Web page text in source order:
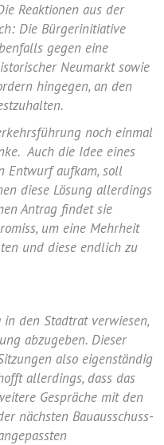
Reaktionen aus der
Die Bürgerinitiative
gegen eine
Neumarkt sowie
hingegen, an den
noch einmal
Auch die Idee eines
Entwurf aufkam, soll
diese Lösung allerdings
Antrag findet sie
um eine Mehrheit
und diese endlich zu
in den Stadtrat verwiesen,
abzugeben. Dieser
also eigenständig
allerdings, dass das
Gespräche mit den
nächsten Bauausschuss-